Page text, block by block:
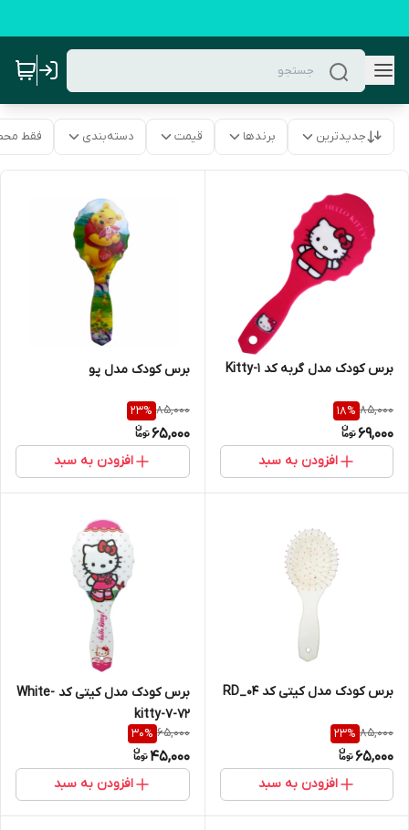
جدیدترین برندها قیمت دسته‌بندی فقط
برس کودک مدل گربه کد Kitty-1
85,000
18%
69,000
افزودن به سبد
برس کودک مدل پو
85,000
23%
65,000
افزودن به سبد
برس کودک مدل کیتی کد RD_04
85,000
23%
65,000
افزودن به سبد
برس کودک مدل کیتی کد White-
kitty-7-72
65,000
30%
45,000
افزودن به سبد